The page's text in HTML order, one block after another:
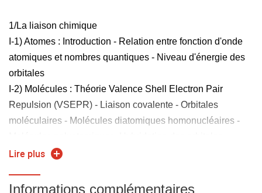
1/La liaison chimique
I-1) Atomes : Introduction - Relation entre fonction d'onde
atomiques et nombres quantiques - Niveau d'énergie des
orbitales
I-2) Molécules : Théorie Valence Shell Electron Pair
Repulsion (VSEPR) - Liaison covalente - Orbitales
moléculaires - Molécules diatomiques homonucléaires -
2/Propriétés électroniques des molécules organiques
-Délocalisation des électrons : Effets Mésomères
Lire plus
Informations complémentaires